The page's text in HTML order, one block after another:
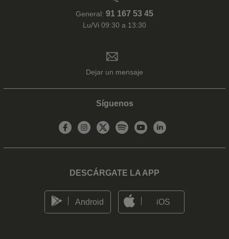
General: 91 167 53 45
Lu/Vi 09:30 a 13:30
Dejar un mensaje
Síguenos
DESCÁRGATE LA APP
Android iOS